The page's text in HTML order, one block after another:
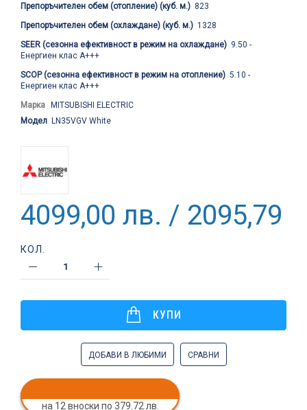
Препоръчителен обем (отопление) (куб. м.) 823
Препоръчителен обем (охлаждане) (куб. м.) 1328
SEER (сезонна ефективност в режим на охлаждане) 9.50 -
Енергиен клас A+++
SCOP (сезонна ефективност в режим на отопление) 5.10 -
Енергиен клас A+++
Марка MITSUBISHI ELECTRIC
Модел LN35VGV White
4099,00 лв. / 2095,79 €
КОЛ.
КУПИ
ДОБАВИ В ЛЮБИМИ СРАВНИ
на 12 вноски по 379.72 лв.